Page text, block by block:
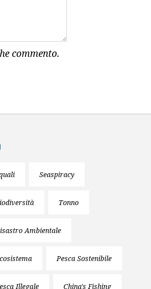
commento.
Seaspiracy
Tonno
Ambientale
Pesca Sostenibile
Illegale China's Fishing